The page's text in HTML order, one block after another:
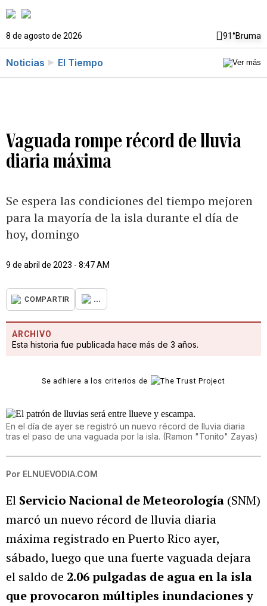
8 de agosto de 2026 91°Bruma
Noticias El Tiempo
Vaguada rompe récord de lluvia
diaria máxima
Se espera las condiciones del tiempo mejoren
para la mayoría de la isla durante el día de
hoy, domingo
9 de abril de 2023 - 8:47 AM
COMPARTIR ...
ARCHIVO
Esta historia fue publicada hace más de 3 años.
Se adhiere a los criterios de
En el día de ayer se registró un nuevo récord de lluvia diaria
tras el paso de una vaguada por la isla. (Ramon "Tonito" Zayas)
Por ELNUEVODIA.COM
El Servicio Nacional de Meteorología (SNM)
marcó un nuevo récord de lluvia diaria
máxima registrado en Puerto Rico ayer,
sábado, luego que una fuerte vaguada dejara
el saldo de 2.06 pulgadas de agua en la isla
que provocaron múltiples inundaciones y